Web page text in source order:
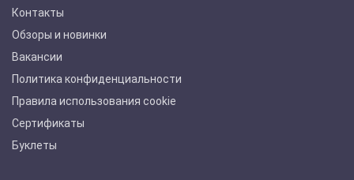
Контакты
Обзоры и новинки
Вакансии
Политика конфиденциальности
Правила использования cookie
Сертификаты
Буклеты